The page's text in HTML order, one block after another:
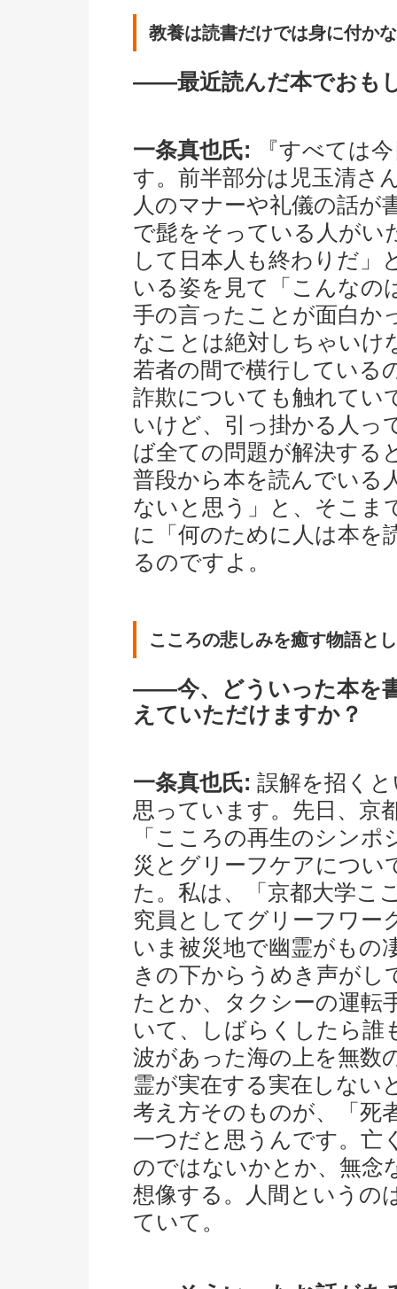
教養は読書だけでは身に付か
――最近読んだ本でおも
一条真也氏: 『すべては
す。前半部分は児玉清さ
人のマナーや礼儀の話が
で髭をそっている人がい
して日本人も終わりだ」
いる姿を見て「こんなの
手の言ったことが面白か
なことは絶対しちゃいけ
若者の間で横行している
詐欺についても触れてい
いけど、引っ掛かる人っ
ば全ての問題が解決する
普段から本を読んでいる
ないと思う」と、そこま
に「何のために人は本を
るのですよ。
こころの悲しみを癒す物語と
――今、どういった本を
えていただけますか？
一条真也氏: 誤解を招く
思っています。先日、京
「こころの再生のシン
災とグリーフケアについ
た。私は、「京都大学こ
究員としてグリーフワー
いま被災地で幽霊がもの
きの下からうめき声がし
たとか、タクシーの運転
いて、しばらくしたら誰
波があった海の上を無数
霊が実在する実在しない
考え方そのものが、「死
一つだと思うんです。亡
のではないかとか、無念
想像する。人間というの
ていて。